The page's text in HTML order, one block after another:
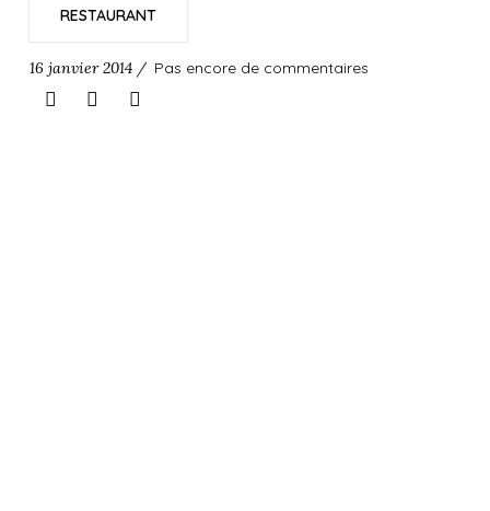
RESTAURANT
16 janvier 2014 / Pas encore de commentaires